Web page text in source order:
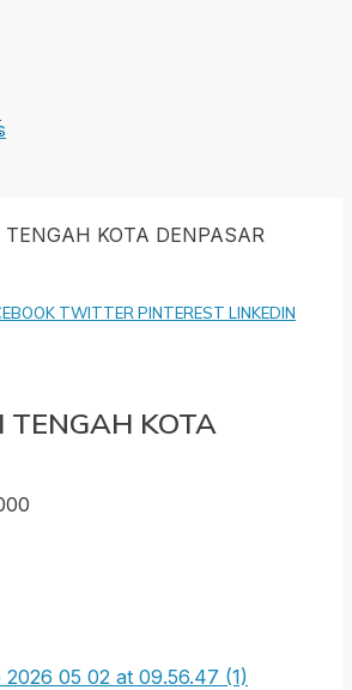
TENGAH KOTA DENPASAR
TWITTER PINTEREST LINKEDIN
TENGAH KOTA